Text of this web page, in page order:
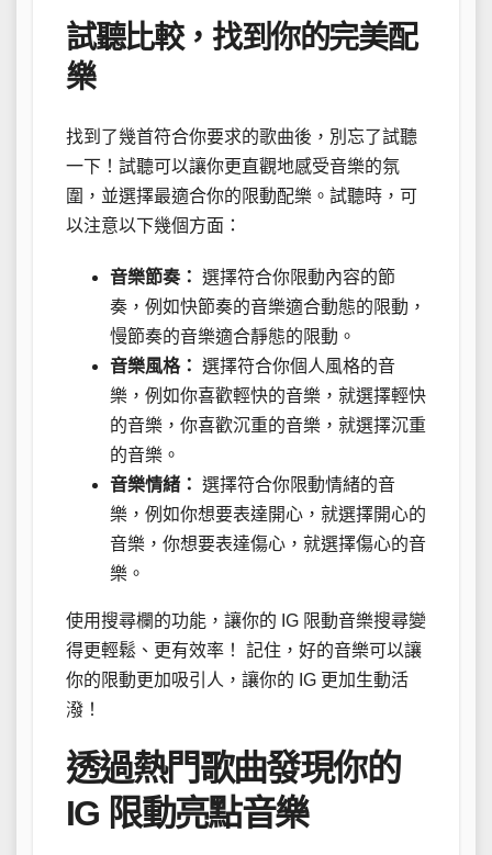
試聽比較，找到你的完美配
樂
找到了幾首符合你要求的歌曲後，別忘了試聽
一下！試聽可以讓你更直觀地感受音樂的氛
圍，並選擇最適合你的限動配樂。試聽時，可
以注意以下幾個方面：
音樂節奏： 選擇符合你限動內容的節
奏，例如快節奏的音樂適合動態的限動，
慢節奏的音樂適合靜態的限動。
音樂風格： 選擇符合你個人風格的音
樂，例如你喜歡輕快的音樂，就選擇輕快
的音樂，你喜歡沉重的音樂，就選擇沉重
的音樂。
音樂情緒： 選擇符合你限動情緒的音
樂，例如你想要表達開心，就選擇開心的
音樂，你想要表達傷心，就選擇傷心的音
樂。
使用搜尋欄的功能，讓你的 IG 限動音樂搜尋變
得更輕鬆、更有效率！ 記住，好的音樂可以讓
你的限動更加吸引人，讓你的 IG 更加生動活
潑！
透過熱門歌曲發現你的
IG 限動亮點音樂